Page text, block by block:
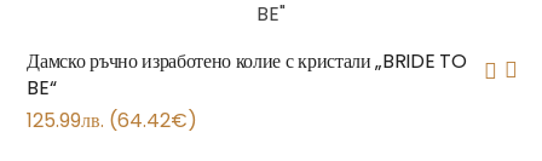
Дамско ръчно изработено колие с кристали „BRIDE TO
BE“
125.99лв. (64.42€)